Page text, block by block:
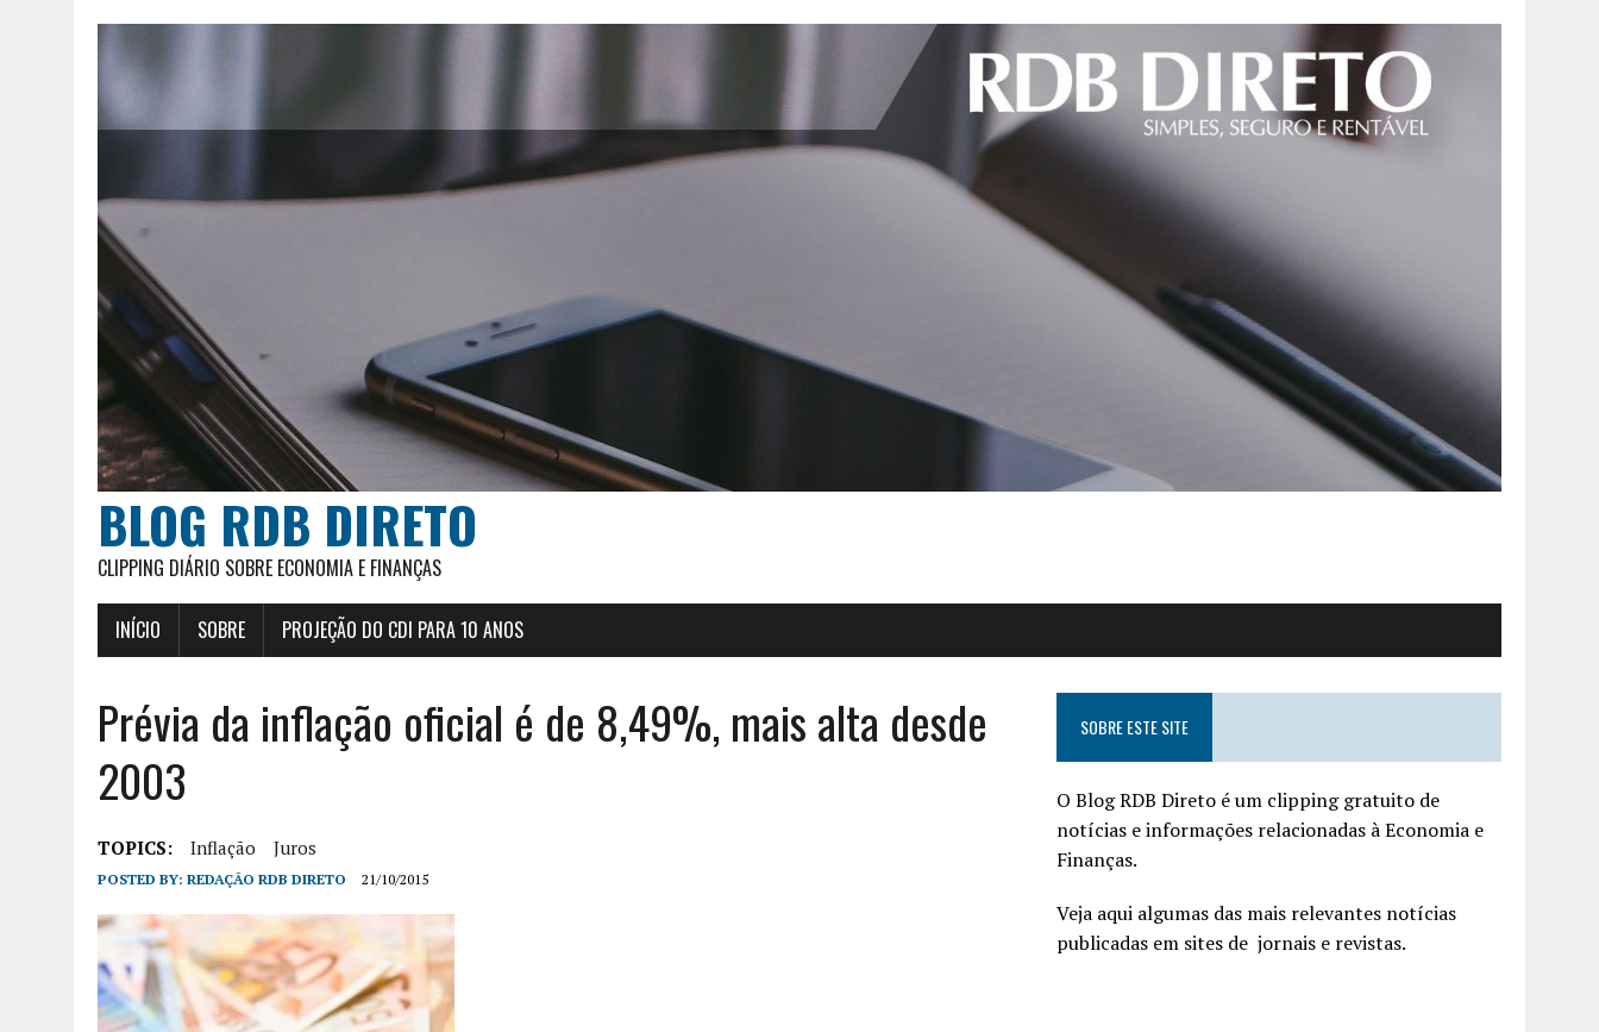
BLOG RDB DIRETO
CLIPPING DIÁRIO SOBRE ECONOMIA E FINANÇAS
INÍCIO SOBRE PROJEÇÃO DO CDI PARA 10 ANOS
Prévia da inflação oficial é de 8,49%, mais alta desde
2003
TOPICS: Inflação Juros
POSTED BY: REDAÇÃO RDB DIRETO 21/10/2015
SOBRE ESTE SITE
O Blog RDB Direto é um clipping gratuito de
notícias e informações relacionadas à Economia e
Finanças.
Veja aqui algumas das mais relevantes notícias
publicadas em sites de jornais e revistas.